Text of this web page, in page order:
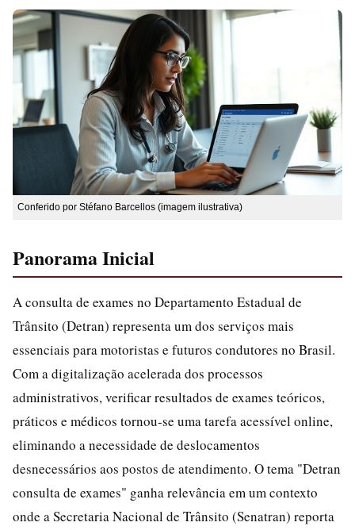
Conferido por Stéfano Barcellos (imagem ilustrativa)
Panorama Inicial
A consulta de exames no Departamento Estadual de
Trânsito (Detran) representa um dos serviços mais
essenciais para motoristas e futuros condutores no Brasil.
Com a digitalização acelerada dos processos
administrativos, verificar resultados de exames teóricos,
práticos e médicos tornou-se uma tarefa acessível online,
eliminando a necessidade de deslocamentos
desnecessários aos postos de atendimento. O tema "Detran
consulta de exames" ganha relevância em um contexto
onde a Secretaria Nacional de Trânsito (Senatran) reporta